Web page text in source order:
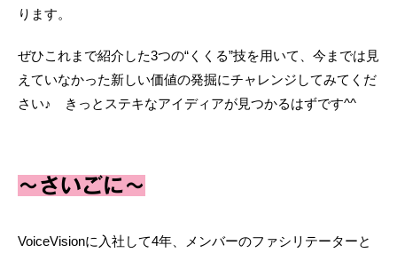
ります。
ぜひこれまで紹介した3つの“くくる”技を用いて、今までは見
えていなかった新しい価値の発掘にチャレンジしてみてくだ
さい♪ きっとステキなアイディアが見つかるはずです^^
～さいごに～
VoiceVisionに入社して4年、メンバーのファシリテーターと